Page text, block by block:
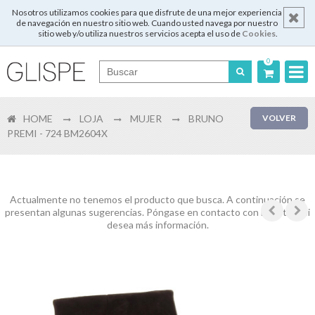
Nosotros utilizamos cookies para que disfrute de una mejor experiencia
de navegación en nuestro sitio web. Cuando usted navega por nuestro
sitio web y/o utiliza nuestros servicios acepta el uso de Cookies.
0
English
Registrar
VOLVER
HOME LOJA MUJER
BRUNO
PREMI - 724 BM2604X
Actualmente no tenemos el producto que busca. A continuación se
presentan algunas sugerencias. Póngase en contacto con nosotros si
desea más información.